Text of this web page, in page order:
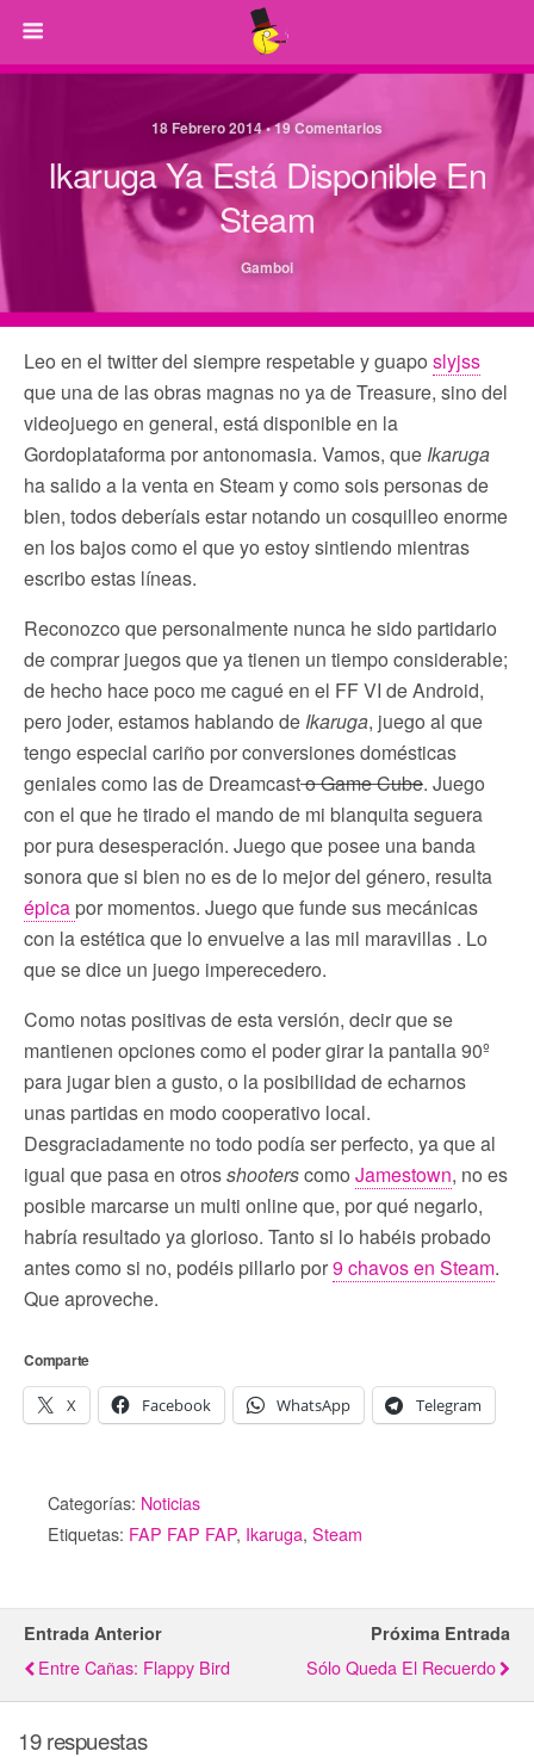
18 Febrero 2014 • 19 Comentarios
Ikaruga Ya Está Disponible En
Steam
Gamboi
Leo en el twitter del siempre respetable y guapo slyjss
que una de las obras magnas no ya de Treasure, sino del
videojuego en general, está disponible en la
Gordoplataforma por antonomasia. Vamos, que Ikaruga
ha salido a la venta en Steam y como sois personas de
bien, todos deberíais estar notando un cosquilleo enorme
en los bajos como el que yo estoy sintiendo mientras
escribo estas líneas.
Reconozco que personalmente nunca he sido partidario
de comprar juegos que ya tienen un tiempo considerable;
de hecho hace poco me cagué en el FF VI de Android,
pero joder, estamos hablando de Ikaruga, juego al que
tengo especial cariño por conversiones domésticas
geniales como las de Dreamcasto Game Cube. Juego
con el que he tirado el mando de mi blanquita seguera
por pura desesperación. Juego que posee una banda
sonora que si bien no es de lo mejor del género, resulta
épica por momentos. Juego que funde sus mecánicas
con la estética que lo envuelve a las mil maravillas . Lo
que se dice un juego imperecedero.
Como notas positivas de esta versión, decir que se
mantienen opciones como el poder girar la pantalla 90º
para jugar bien a gusto, o la posibilidad de echarnos
unas partidas en modo cooperativo local.
Desgraciadamente no todo podía ser perfecto, ya que al
igual que pasa en otrosshooterscomo Jamestown, no es
posible marcarse un multi online que, por qué negarlo,
habría resultado ya glorioso. Tanto si lo habéis probado
antes como si no, podéis pillarlo por9 chavos en Steam.
Que aproveche.
Comparte
X Facebook WhatsApp Telegram
Categorías: Noticias
Etiquetas: FAP FAP FAP, Ikaruga, Steam
Entrada Anterior
Entre Cañas: Flappy Bird
Próxima Entrada
Sólo Queda El Recuerdo
19 respuestas